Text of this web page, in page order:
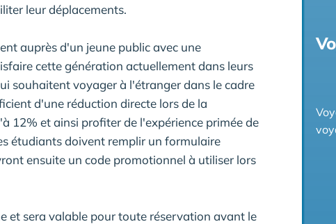
leur déplacements.
auprès d'un jeune public avec une
cette génération actuellement dans leurs
souhaitent voyager à l'étranger dans le cadre
d'une réduction directe lors de la
12% et ainsi profiter de l'expérience primée de
étudiants doivent remplir un formulaire
ensuite un code promotionnel à utiliser lors
et sera valable pour toute réservation avant le